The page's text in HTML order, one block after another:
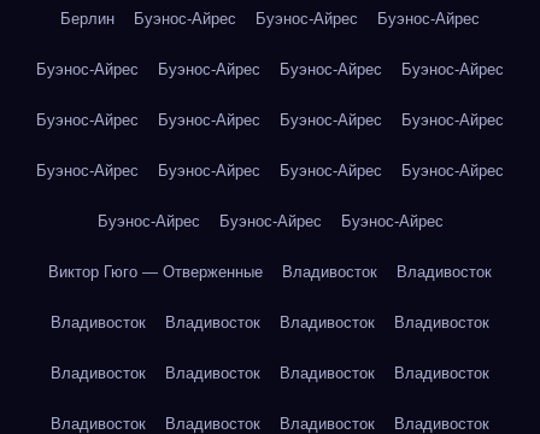
Берлин Буэнос-Айрес Буэнос-Айрес Буэнос-Айрес
Буэнос-Айрес Буэнос-Айрес Буэнос-Айрес Буэнос-Айрес
Буэнос-Айрес Буэнос-Айрес Буэнос-Айрес Буэнос-Айрес
Буэнос-Айрес Буэнос-Айрес Буэнос-Айрес Буэнос-Айрес
Буэнос-Айрес Буэнос-Айрес Буэнос-Айрес
Виктор Гюго — Отверженные Владивосток Владивосток
Владивосток Владивосток Владивосток Владивосток
Владивосток Владивосток Владивосток Владивосток
Владивосток Владивосток Владивосток Владивосток